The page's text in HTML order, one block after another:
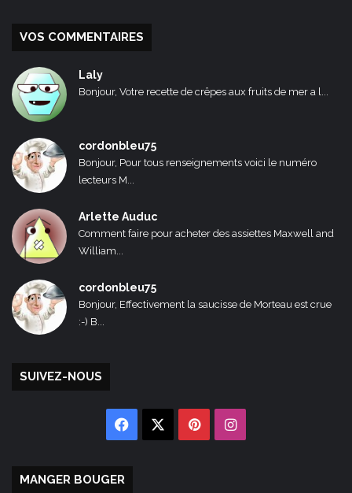
VOS COMMENTAIRES
Laly
Bonjour, Votre recette de crêpes aux fruits de mer a l...
cordonbleu75
Bonjour, Pour tous renseignements voici le numéro
lecteurs M...
Arlette Auduc
Comment faire pour acheter des assiettes Maxwell and
William...
cordonbleu75
Bonjour, Effectivement la saucisse de Morteau est crue
:-) B...
SUIVEZ-NOUS
Facebook PinterestInstagram
MANGER BOUGER